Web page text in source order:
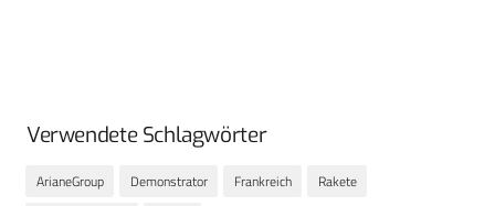
Verwendete Schlagwörter
ArianeGroup Demonstrator Frankreich
Rakete